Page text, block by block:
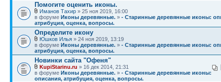
Помогите оценить иконы.
Иманов Тахир » 25 ноя 2019, 16:00
в форуме Иконы деревянные. » - Старинные деревянные иконы:
атрибуция, оценка, вопросы.
Определите икону
Юшков Илья » 24 ноя 2019, 13:19
в форуме Иконы деревянные. » - Старинные деревянные иконы:
атрибуция, оценка, вопросы.
Новинки сайта "Офеня"
KupiStarinu.ru » 16 дек 2014, 21:31
в форуме Иконы деревянные. » - Старинные деревянные иконы:
описания, атрибуция, оценка, вопросы.